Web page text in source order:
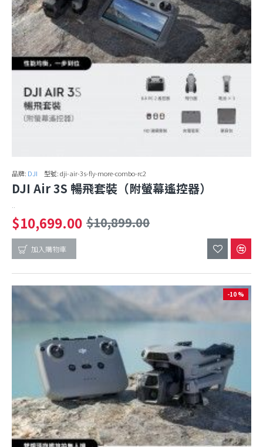
品牌: DJI 型號:dji-air-3s-fly-more-combo-rc2
DJI Air 3S 暢飛套裝（附螢幕遙控器）
..
$10,699.00 $10,899.00
加入購物車
-10 %